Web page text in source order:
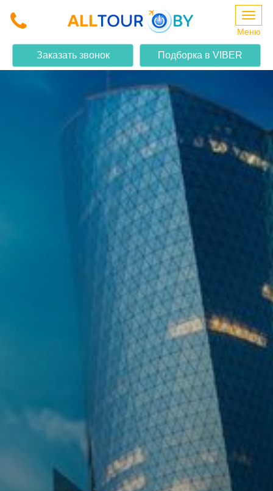
Меню
Заказать звонок Подборка в VIBER